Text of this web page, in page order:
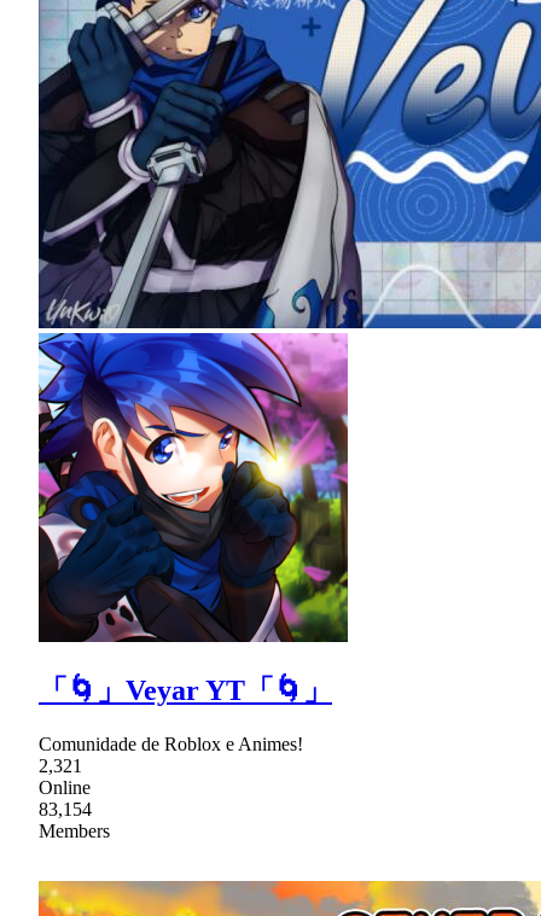
「🌀」Veyar YT「🌀」
Comunidade de Roblox e Animes!
2,321
Online
83,154
Members